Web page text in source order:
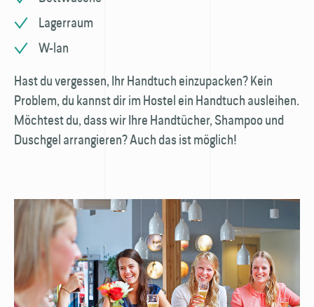
Lagerraum
W-lan
Hast du vergessen, Ihr Handtuch einzupacken? Kein
Problem, du kannst dir im Hostel ein Handtuch ausleihen.
Möchtest du, dass wir Ihre Handtücher, Shampoo und
Duschgel arrangieren? Auch das ist möglich!